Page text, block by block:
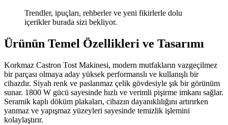
Trendler, ipuçları, rehberler ve yeni fikirlerle dolu
içerikler burada sizi bekliyor.
Ürünün Temel Özellikleri ve Tasarımı
Korkmaz Castron Tost Makinesi, modern mutfakların vazgeçilmez
bir parçası olmaya aday yüksek performanslı ve kullanışlı bir
cihazdır. Siyah renk ve paslanmaz çelik gövdesiyle şık bir görünüm
sunar. 1800 W gücü sayesinde hızlı ve verimli pişirme imkanı sağlar.
Seramik kaplı döküm plakaları, cihazın dayanıklılığını artırırken
yanmaz ve yapışmaz yüzeyleri sayesinde temizlik işlemini
kolaylaştırır.